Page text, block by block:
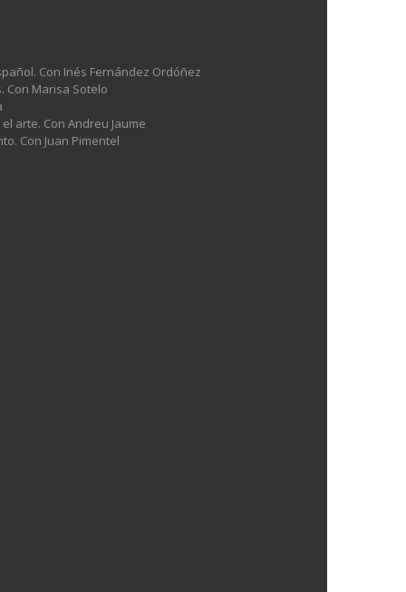
Con Inés Fernández Ordóñez
Con Marisa Sotelo
arte. Con Andreu Jaume
Con Juan Pimentel